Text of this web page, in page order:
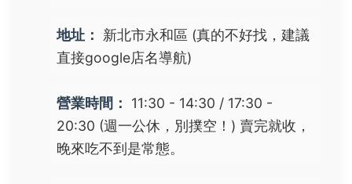
地址：
新北市永和區 (真的不好找，建議
直接google店名導航)
營業時間：
11:30 - 14:30 / 17:30 -
20:30 (週一公休，別撲空！) 賣完就收，
晚來吃不到是常態。